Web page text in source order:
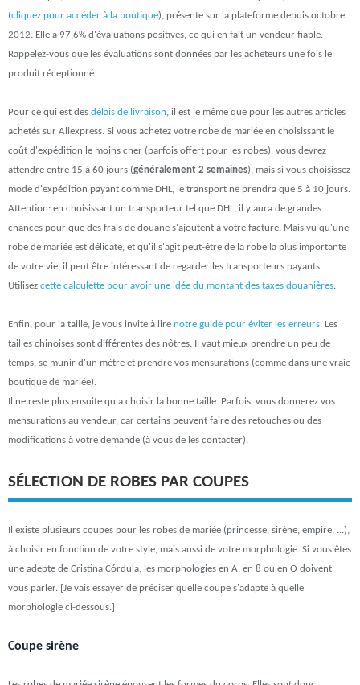
(cliquez pour accéder à la boutique), présente sur la plateforme depuis octobre
2012. Elle a 97,6% d'évaluations positives, ce qui en fait un vendeur fiable.
Rappelez-vous que les évaluations sont données par les acheteurs une fois le
produit réceptionné.
Pour ce qui est des délais de livraison, il est le même que pour les autres articles
achetés sur Aliexpress. Si vous achetez votre robe de mariée en choisissant le
coût d'expédition le moins cher (parfois offert pour les robes), vous devrez
attendre entre 15 à 60 jours (généralement 2 semaines), mais si vous choisissez
mode d'expédition payant comme DHL, le transport ne prendra que 5 à 10 jours.
Attention: en choisissant un transporteur tel que DHL, il y aura de grandes
chances pour que des frais de douane s'ajoutent à votre facture. Mais vu qu'une
robe de mariée est délicate, et qu'il s'agit peut-être de la robe la plus importante
de votre vie, il peut être intéressant de regarder les transporteurs payants.
Utilisez cette calculette pour avoir une idée du montant des taxes douanières.
Enfin, pour la taille, je vous invite à lire notre guide pour éviter les erreurs. Les
tailles chinoises sont différentes des nôtres. Il vaut mieux prendre un peu de
temps, se munir d'un mètre et prendre vos mensurations (comme dans une vraie
boutique de mariée).
Il ne reste plus ensuite qu'a choisir la bonne taille. Parfois, vous donnerez vos
mensurations au vendeur, car certains peuvent faire des retouches ou des
modifications à votre demande (à vous de les contacter).
SÉLECTION DE ROBES PAR COUPES
Il existe plusieurs coupes pour les robes de mariée (princesse, sirène, empire, ...),
à choisir en fonction de votre style, mais aussi de votre morphologie. Si vous êtes
une adepte de Cristina Córdula, les morphologies en A, en 8 ou en O doivent
vous parler. [Je vais essayer de préciser quelle coupe s'adapte à quelle
morphologie ci-dessous.]
Coupe sirène